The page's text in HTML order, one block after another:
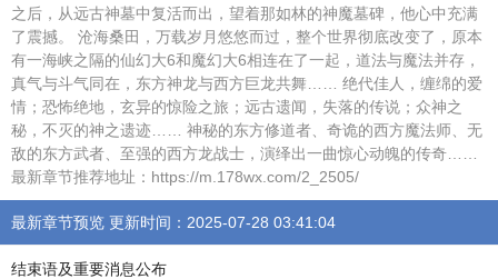
之后，从远古神墓中复活而出，望着那如林的神魔墓碑，他心中充满
了震撼。 沧海桑田，万载岁月悠悠而过，整个世界彻底改变了，原本
有一海峡之隔的仙幻大6和魔幻大6相连在了一起，道法与魔法并存，
真气与斗气同在，东方神龙与西方巨龙共舞…… 绝代佳人，缠绵的爱
情；恐怖绝地，玄异的惊险之旅；远古遗闻，失落的传说；众神之
秘，不灭的神之遗迹…… 神秘的东方修道者、奇诡的西方魔法师、无
敌的东方武者、至强的西方龙战士，演绎出一曲惊心动魄的传奇……
最新章节推荐地址：https://m.178wx.com/2_2505/
最新章节预览 更新时间：2025-07-28 03:41:04
结束语及重要消息公布